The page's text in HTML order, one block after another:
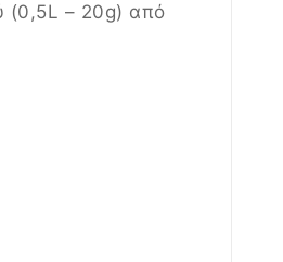
(0,5L – 20g) από